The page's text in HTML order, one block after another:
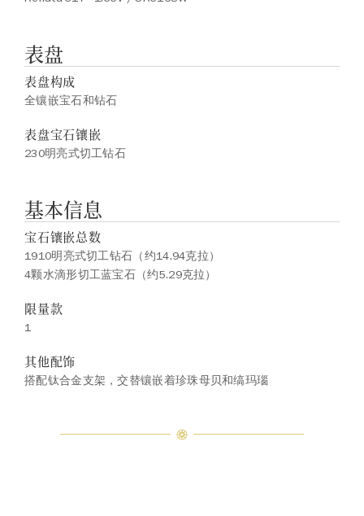
表盘
表盘构成
全镶嵌宝石和钻石
表盘宝石镶嵌
230明亮式切工钻石
基本信息
宝石镶嵌总数
1910明亮式切工钻石（约14.94克拉）
4颗水滴形切工蓝宝石（约5.29克拉）
限量款
1
其他配饰
搭配钛合金支架，交替镶嵌着珍珠母贝和缟玛瑙